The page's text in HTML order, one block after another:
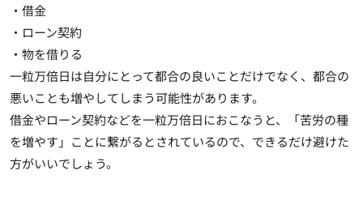
・借金
・ローン契約
・物を借りる
一粒万倍日は自分にとって都合の良いことだけでなく、都合の
悪いことも増やしてしまう可能性があります。
借金やローン契約などを一粒万倍日におこなうと、「苦労の種
を増やす」ことに繋がるとされているので、できるだけ避けた
方がいいでしょう。